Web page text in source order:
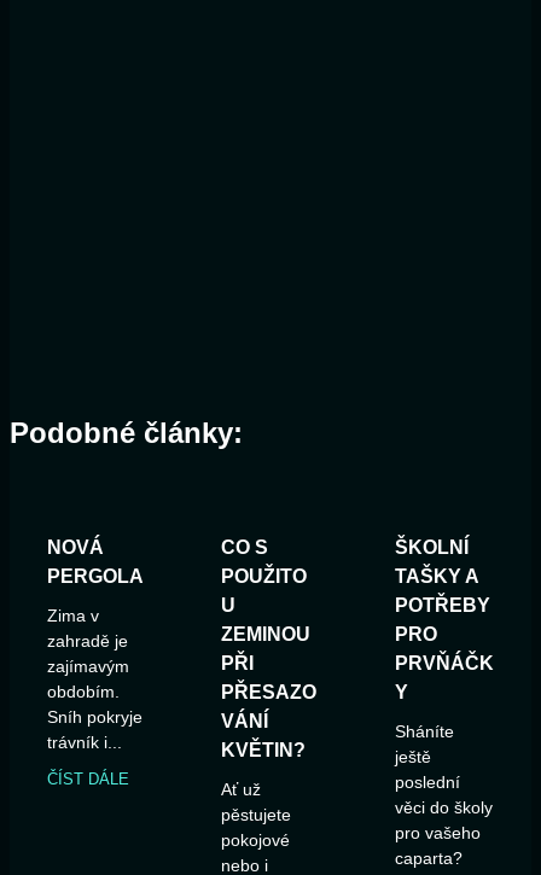
Podobné články:
NOVÁ
PERGOLA
Zima v
zahradě je
zajímavým
obdobím.
Sníh pokryje
trávník i...
ČÍST DÁLE
CO S
POUŽITO
U
ZEMINOU
PŘI
PŘESAZO
VÁNÍ
KVĚTIN?
Ať už
pěstujete
pokojové
nebo i
ŠKOLNÍ
TAŠKY A
POTŘEBY
PRO
PRVŇÁČK
Y
Sháníte
ještě
poslední
věci do školy
pro vašeho
caparta?